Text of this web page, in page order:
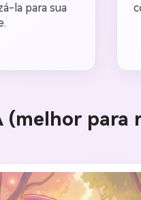
la para sua
para